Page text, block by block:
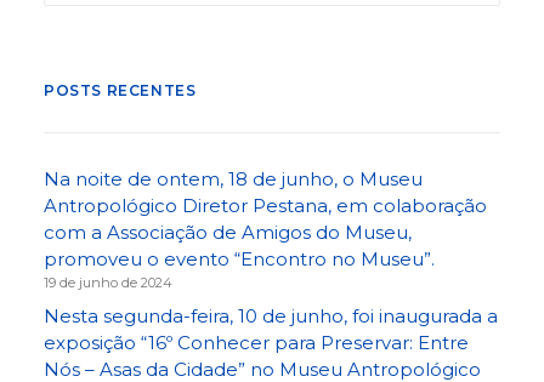
POSTS RECENTES
Na noite de ontem, 18 de junho, o Museu
Antropológico Diretor Pestana, em colaboração
com a Associação de Amigos do Museu,
promoveu o evento “Encontro no Museu”.
19 de junho de 2024
Nesta segunda-feira, 10 de junho, foi inaugurada a
exposição “16º Conhecer para Preservar: Entre
Nós – Asas da Cidade” no Museu Antropológico